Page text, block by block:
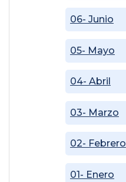
01- Enero
02- Febrero
03- Marzo
04- Abril
05- Mayo
06- Junio